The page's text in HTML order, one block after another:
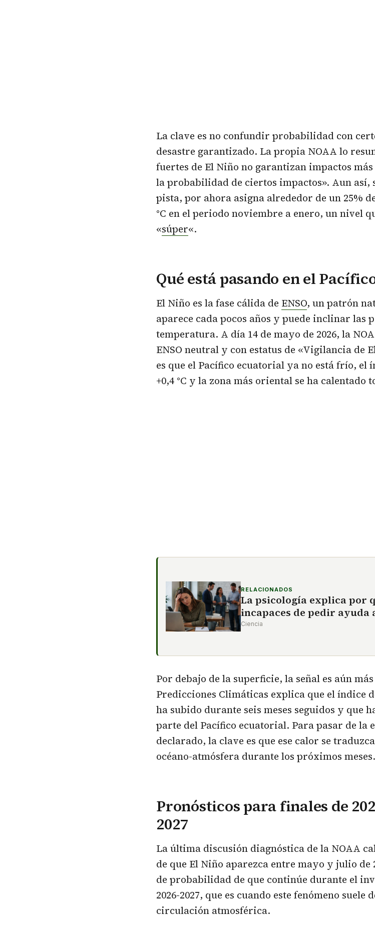
La clave es no confundir probabilidad con
desastre garantizado. La propia NOAA lo
fuertes de El Niño no garantizan impactos
la probabilidad de ciertos impactos». Aun así,
pista, por ahora asigna alrededor de un 25%
°C en el periodo noviembre a enero, un nivel
«súper«.
Qué está pasando en el
El Niño es la fase cálida de ENSO, un patrón
aparece cada pocos años y puede inclinar las
temperatura. A día 14 de mayo de 2026, la
ENSO neutral y con estatus de «Vigilancia de
es que el Pacífico ecuatorial ya no está frío, el
+0,4 °C y la zona más oriental se ha calentado
RELACIONADOS
La psicología explica por
incapaces de pedir ayuda
Ciencia
Por debajo de la superficie, la señal es aún
Predicciones Climáticas explica que el índice
ha subido durante seis meses seguidos y que
parte del Pacífico ecuatorial. Para pasar de la
declarado, la clave es que ese calor se
océano-atmósfera durante los próximos meses.
Pronósticos para finales de
2027
La última discusión diagnóstica de la NOAA
de que El Niño aparezca entre mayo y julio de
de probabilidad de que continúe durante el
2026-2027, que es cuando este fenómeno
circulación atmosférica.